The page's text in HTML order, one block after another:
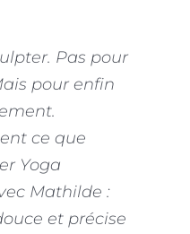
Pas pour
pour enfin
ce que
Yoga
Mathilde :
et précise